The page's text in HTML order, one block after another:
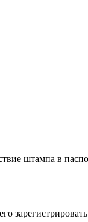
штампа в